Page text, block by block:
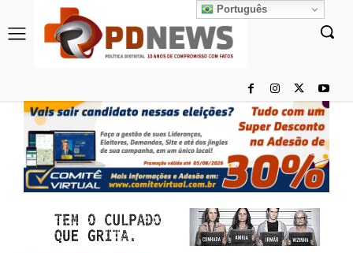
Português